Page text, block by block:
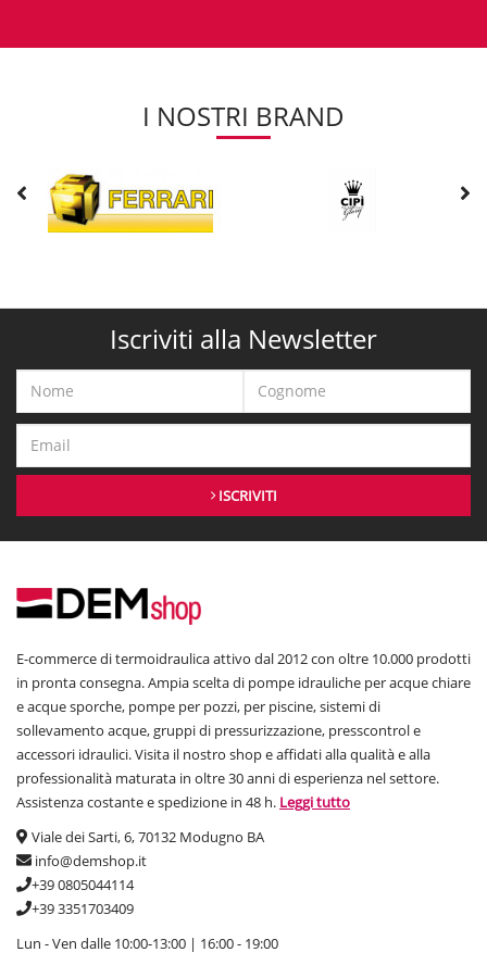
I NOSTRI BRAND
Iscriviti alla Newsletter
ISCRIVITI
E-commerce di termoidraulica attivo dal 2012 con oltre 10.000 prodotti
in pronta consegna. Ampia scelta di pompe idrauliche per acque chiare
e acque sporche, pompe per pozzi, per piscine, sistemi di
sollevamento acque, gruppi di pressurizzazione, presscontrol e
accessori idraulici. Visita il nostro shop e affidati alla qualità e alla
professionalità maturata in oltre 30 anni di esperienza nel settore.
Assistenza costante e spedizione in 48 h. Leggi tutto
Viale dei Sarti, 6, 70132 Modugno BA
info@demshop.it
+39 0805044114
+39 3351703409
Lun - Ven dalle 10:00-13:00 | 16:00 - 19:00